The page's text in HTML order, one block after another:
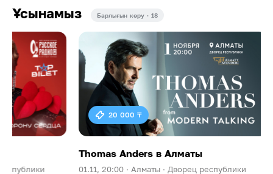
Ұсынамыз Барлығын көру · 18
20 000 ₸
Thomas Anders в Алматы
01.11, 20:00 · Алматы · Дворец республики 09.10, 20:00 ·